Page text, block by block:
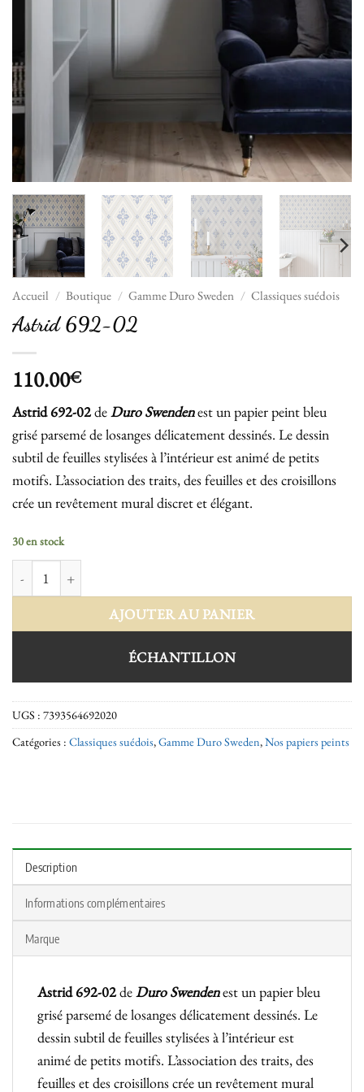
Accueil / Boutique / Gamme Duro Sweden / Classiques suédois
Astrid 692-02
110.00€
Astrid 692-02deDuro Swendenest un papier peint bleu
grisé parsemé de losanges délicatement dessinés. Le dessin
subtil de feuilles stylisées à l’intérieur est animé de petits
motifs. L’association des traits, des feuilles et des croisillons
crée un revêtement mural discret et élégant.
30 en stock
AJOUTER AU PANIER
ÉCHANTILLON
UGS : 7393564692020
Catégories : Classiques suédois,Gamme Duro Sweden,Nos papiers peints
Description
Informations complémentaires
Marque
Astrid 692-02deDuro Swendenest un papier bleu
grisé parsemé de losanges délicatement dessinés. Le
dessin subtil de feuilles stylisées à l’intérieur est
animé de petits motifs. L’association des traits, des
feuilles et des croisillons crée un revêtement mural